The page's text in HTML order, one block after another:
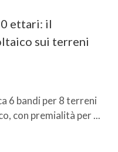
ettari: il
sui terreni
6 bandi per 8 terreni
con premialità per ...